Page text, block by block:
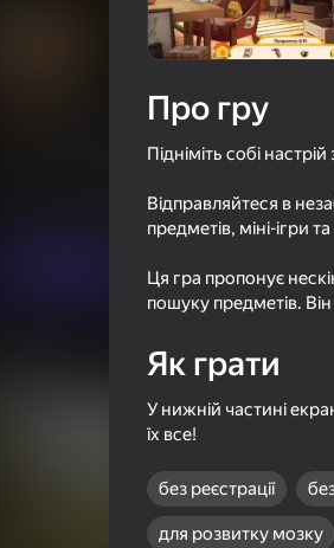
Поиск предметов: В
Казуальні
Про гру
Підніміть собі
Відправляйтеся в
предметів, міні-ігри
Ця гра пропонує
пошуку предметів.
Як грати
У нижній частині
їх все!
без реєстрації
для розвитку мозку